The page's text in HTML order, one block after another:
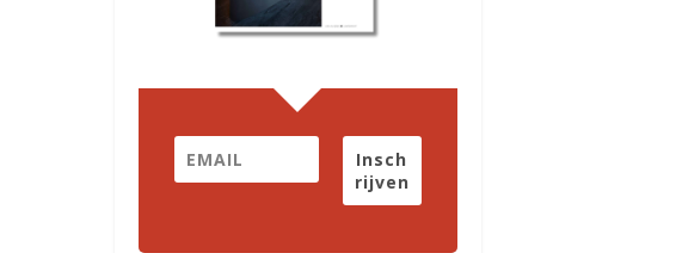
Insch
rijven